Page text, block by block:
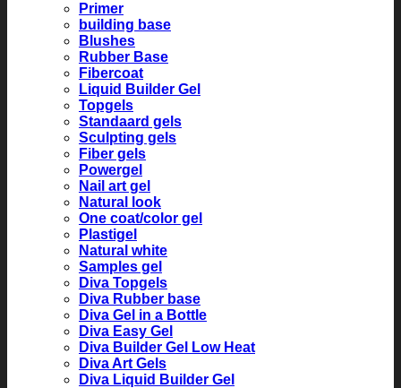
Primer
building base
Blushes
Rubber Base
Fibercoat
Liquid Builder Gel
Topgels
Standaard gels
Sculpting gels
Fiber gels
Powergel
Nail art gel
Natural look
One coat/color gel
Plastigel
Natural white
Samples gel
Diva Topgels
Diva Rubber base
Diva Gel in a Bottle
Diva Easy Gel
Diva Builder Gel Low Heat
Diva Art Gels
Diva Liquid Builder Gel